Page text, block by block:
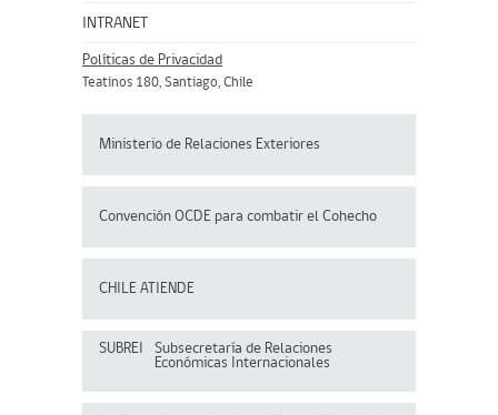
INTRANET
Políticas de Privacidad
Teatinos 180, Santiago, Chile
Ministerio de Relaciones Exteriores
Convención OCDE para combatir el Cohecho
CHILE ATIENDE
SUBREI
Subsecretaría de Relaciones
Económicas Internacionales